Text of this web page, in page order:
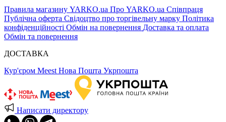
Правила магазину YARKO.ua Про YARKO.ua Співпраця
Публічна оферта Свідоцтво про торгівельну марку Політика
конфіденційності Обмін на повернення Доставка та оплата
Обмін та повернення
ДОСТАВКА
Кур'єром Meest Нова Пошта Укрпошта
Написати директору